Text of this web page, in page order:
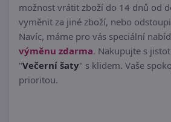
možnost vrátit zboží do 14 dnů od
vyměnit za jiné zboží, nebo
Navíc, máme pro vás speciální
výměnu zdarma. Nakupujte s
"Večerní šaty" s klidem. Vaše
prioritou.